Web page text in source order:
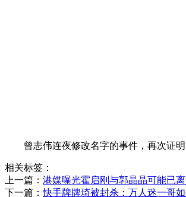
曾志伟连夜修改名字的事件，再次证
相关标签：
上一篇： 港媒曝光霍启刚与郭晶晶可能已
下一篇：快手牌牌琦被封杀：万人迷一哥